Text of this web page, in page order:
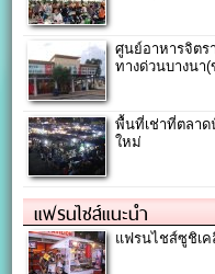
ศูนย์อาหารจิตร
ทางด่วนบางนา(
พื้นที่เช่าที่ตลาด
ใหม่
แฟรนไชส์แนะนำ
แฟรนไชส์ซูชิเค